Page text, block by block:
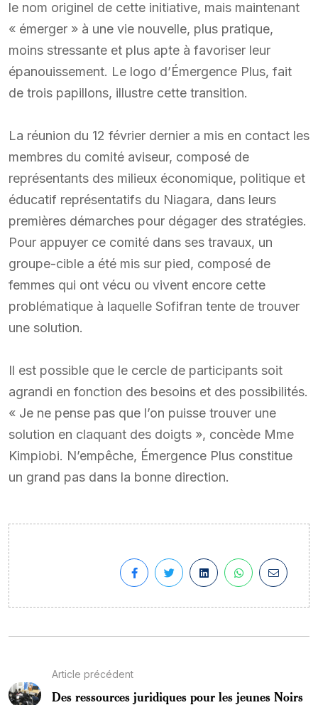
le nom originel de cette initiative, mais maintenant
« émerger » à une vie nouvelle, plus pratique,
moins stressante et plus apte à favoriser leur
épanouissement. Le logo d’Émergence Plus, fait
de trois papillons, illustre cette transition.
La réunion du 12 février dernier a mis en contact les
membres du comité aviseur, composé de
représentants des milieux économique, politique et
éducatif représentatifs du Niagara, dans leurs
premières démarches pour dégager des stratégies.
Pour appuyer ce comité dans ses travaux, un
groupe-cible a été mis sur pied, composé de
femmes qui ont vécu ou vivent encore cette
problématique à laquelle Sofifran tente de trouver
une solution.
Il est possible que le cercle de participants soit
agrandi en fonction des besoins et des possibilités.
« Je ne pense pas que l’on puisse trouver une
solution en claquant des doigts », concède Mme
Kimpiobi. N’empêche, Émergence Plus constitue
un grand pas dans la bonne direction.
Article précédent
Des ressources juridiques pour les jeunes Noirs